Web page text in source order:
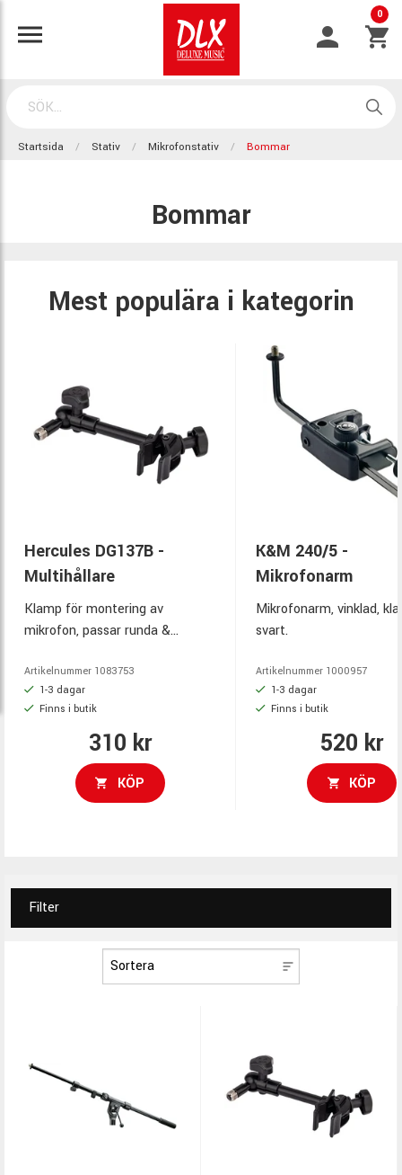
0
Startsida Stativ Mikrofonstativ Bommar
Bommar
Mest populära i kategorin
Hercules DG137B -
Multihållare
Klamp för montering av
mikrofon, passar runda &
360° justering, svart.
Artikelnummer 1083753
1-3 dagar
Finns i butik
310 kr
KÖP
K&M 240/5 -
Mikrofonarm
Mikrofonarm, vinklad,
svart.
Artikelnummer 1000957
1-3 dagar
Finns i butik
520 kr
KÖP
Filter